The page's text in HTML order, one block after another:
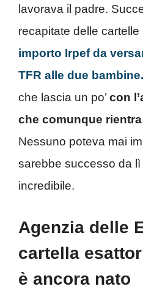
lavorava il padre.
recapitate delle cartelle
importo Irpef da
TFR alle due bambine.
che lascia un po’ con
che comunque
Nessuno poteva mai
sarebbe successo da
incredibile.
Agenzia delle
cartella
è ancora nato